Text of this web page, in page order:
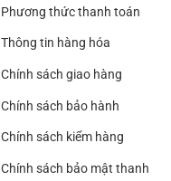
Phương thức thanh toán
Thông tin hàng hóa
Chính sách giao hàng
Chính sách bảo hành
Chính sách kiểm hàng
Chính sách bảo mật thanh